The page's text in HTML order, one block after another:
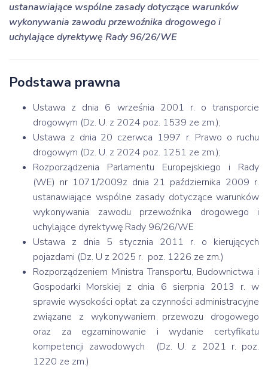
ustanawiające wspólne zasady dotyczące warunków
wykonywania zawodu przewoźnika drogowego i
uchylające dyrektywę Rady 96/26/WE
Podstawa prawna
Ustawa z dnia 6 września 2001 r. o transporcie
drogowym (Dz. U. z 2024 poz. 1539 ze zm.);
Ustawa z dnia 20 czerwca 1997 r. Prawo o ruchu
drogowym (Dz. U. z 2024 poz. 1251 ze zm.);
Rozporządzenia Parlamentu Europejskiego i Rady
(WE) nr 1071/2009z dnia 21 października 2009 r.
ustanawiające wspólne zasady dotyczące warunków
wykonywania zawodu przewoźnika drogowego i
uchylające dyrektywę Rady 96/26/WE
Ustawa z dnia 5 stycznia 2011 r. o kierujących
pojazdami (Dz. U z 2025 r. poz. 1226 ze zm.)
Rozporządzeniem Ministra Transportu, Budownictwa i
Gospodarki Morskiej z dnia 6 sierpnia 2013 r. w
sprawie wysokości opłat za czynności administracyjne
związane z wykonywaniem przewozu drogowego
oraz za egzaminowanie i wydanie certyfikatu
kompetencji zawodowych (Dz. U. z 2021 r. poz.
1220 ze zm.)